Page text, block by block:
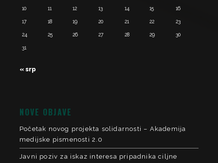
10 11 12 13 14 15 16
17 18 19 20 21 22 23
24 25 26 27 28 29 30
31
« srp
NOVE OBJAVE
Početak novog projekta solidarnosti – Akademija
medijske pismenosti 2.0
Javni poziv za iskaz interesa pripadnika ciljne